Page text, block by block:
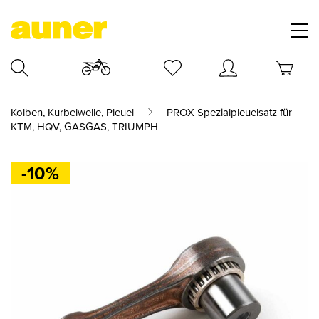
Kolben, Kurbelwelle, Pleuel
PROX Spezialpleuelsatz für
KTM, HQV, GASGAS, TRIUMPH
-10%